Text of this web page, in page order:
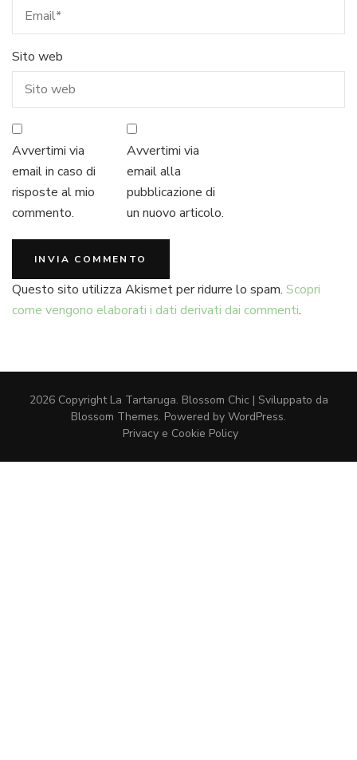
Sito web
Avvertimi via
email in caso di
risposte al mio
commento.
Avvertimi via
email alla
pubblicazione di
un nuovo articolo.
Questo sito utilizza Akismet per ridurre lo spam. Scopri
come vengono elaborati i dati derivati dai commenti.
2026 Copyright La Tartaruga. Blossom Chic | Sviluppato da
Blossom Themes. Powered by WordPress.
Privacy e Cookie Policy